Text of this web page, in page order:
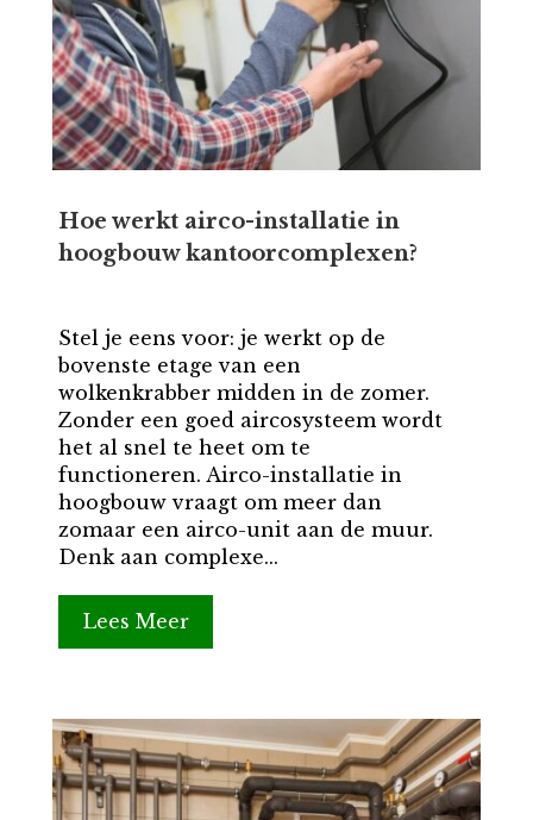
Hoe werkt airco-installatie in
hoogbouw kantoorcomplexen?
Stel je eens voor: je werkt op de
bovenste etage van een
wolkenkrabber midden in de zomer.
Zonder een goed aircosysteem wordt
het al snel te heet om te
functioneren. Airco-installatie in
hoogbouw vraagt om meer dan
zomaar een airco-unit aan de muur.
Denk aan complexe...
Lees Meer